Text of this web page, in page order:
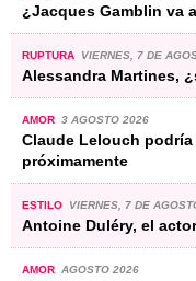
¿Jacques Gamblin va
RUPTURA VIERNES, 7 DE
Alessandra Martines,
AMOR 3 AGOSTO 2026
Claude Lelouch
próximamente
ESTILO VIERNES, 7 DE
Antoine Duléry, el
AMOR AGOSTO 2026